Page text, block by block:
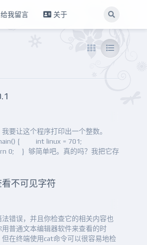
我留言 关于
要让这个程序打印出一个整数。
{ int linux = 701;
} 够简单吧。真的吗？我把它存
不可见字符
错误，并且你检查它的相关内容也
普通文本编辑器软件来查看的时
在终端使用cat命令可以很容易地检